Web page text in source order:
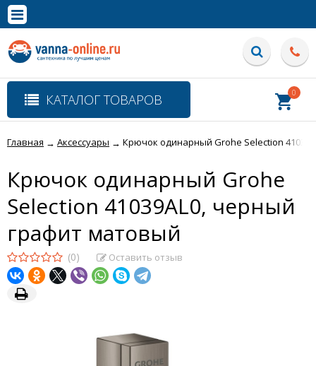
Полная версия сайта
КАТАЛОГ ТОВАРОВ 0
Главная → Аксессуары → Крючок одинарный Grohe Selection
Крючок одинарный Grohe
Selection 41039AL0, черный
графит матовый
(0) Оставить отзыв